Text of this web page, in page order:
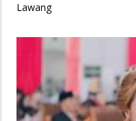
Lawang